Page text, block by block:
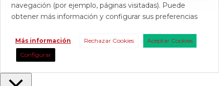
navegación (por ejemplo, páginas visitadas). Puede
obtener más información y configurar sus preferencias
Más información Rechazar Cookies
Aceptar Cookies
Configurar